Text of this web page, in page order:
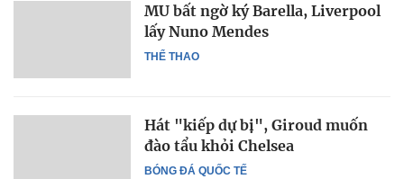
THỂ THAO
MU bất ngờ ký Barella, Liverpool
lấy Nuno Mendes
BÓNG ĐÁ QUỐC TẾ
Hát "kiếp dự bị", Giroud muốn
đào tẩu khỏi Chelsea